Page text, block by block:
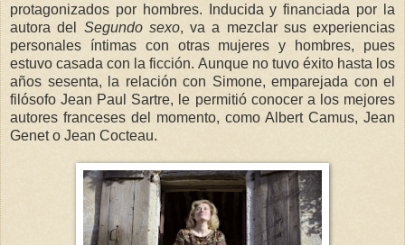
protagonizados por hombres. Inducida y financiada por la
autora del Segundo sexo, va a mezclar sus experiencias
personales íntimas con otras mujeres y hombres, pues
estuvo casada con la ficción. Aunque no tuvo éxito hasta los
años sesenta, la relación con Simone, emparejada con el
filósofo Jean Paul Sartre, le permitió conocer a los mejores
autores franceses del momento, como Albert Camus, Jean
Genet o Jean Cocteau.